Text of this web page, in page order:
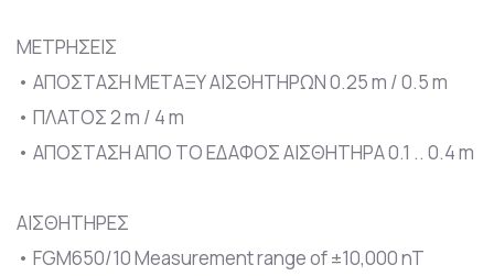
ΜΕΤΡΗΣΕΙΣ
• ΑΠΟΣΤΑΣΗ ΜΕΤΑΞΥ ΑΙΣΘΗΤΗΡΩΝ 0.25 m / 0.5 m
• ΠΛΑΤΟΣ 2 m / 4 m
• ΑΠΟΣΤΑΣΗ ΑΠΟ ΤΟ ΕΔΑΦΟΣ ΑΙΣΘΗΤΗΡΑ 0.1 .. 0.4 m
ΑΙΣΘΗΤΗΡΕΣ
• FGM650/10 Measurement range of ±10,000 nT